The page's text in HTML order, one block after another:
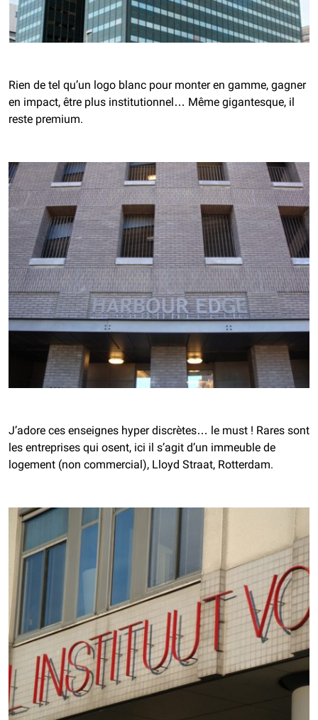
Rien de tel qu’un logo blanc pour monter en gamme, gagner
en impact, être plus institutionnel… Même gigantesque, il
reste premium.
J’adore ces enseignes hyper discrètes… le must ! Rares sont
les entreprises qui osent, ici il s’agit d’un immeuble de
logement (non commercial), Lloyd Straat, Rotterdam.